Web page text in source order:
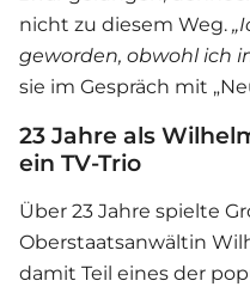
nicht zu diesem Weg.
geworden, obwohl ich
sie im Gespräch mit
23 Jahre als
ein TV-Trio
Über 23 Jahre spielte
Oberstaatsanwältin
damit Teil eines der